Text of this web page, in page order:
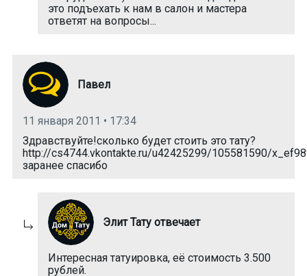
это подъехать к нам в салон и мастера
ответят на вопросы...
Павел
11 января 2011 • 17:34
Здравствуйте!сколько будет стоить это тату?
http://cs4744.vkontakte.ru/u42425299/105581590/
заранее спасибо
Элит Тату отвечает
Интересная татуировка, её стоимость 3.500
рублей.